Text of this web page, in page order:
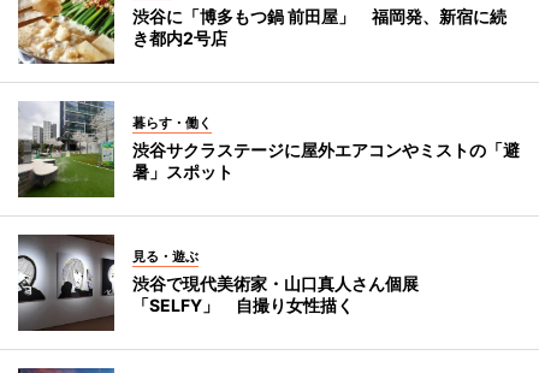
渋谷に「博多もつ鍋 前田屋」 福岡発、新宿に続
き都内2号店
暮らす・働く
渋谷サクラステージに屋外エアコンやミストの「避
暑」スポット
見る・遊ぶ
渋谷で現代美術家・山口真人さん個展
「SELFY」 自撮り女性描く